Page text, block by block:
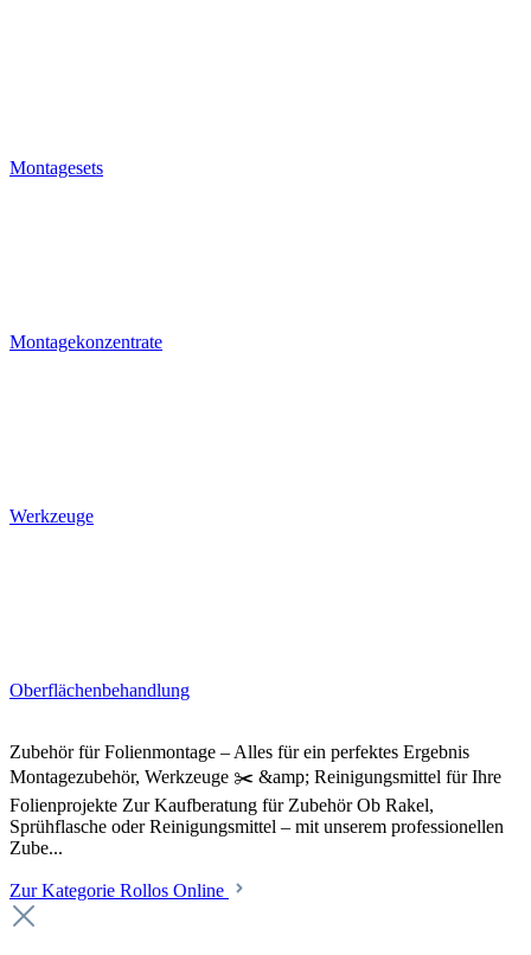
Montagesets
Montagekonzentrate
Werkzeuge
Oberflächenbehandlung
Zubehör für Folienmontage – Alles für ein perfektes Ergebnis
Montagezubehör, Werkzeuge ✂️ &amp; Reinigungsmittel für Ihre
Folienprojekte Zur Kaufberatung für Zubehör Ob Rakel,
Sprühflasche oder Reinigungsmittel – mit unserem professionellen
Zube...
Zur Kategorie Rollos Online